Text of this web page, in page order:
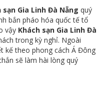
sạn Gia Linh Đà Nẵng quý
bắn pháo hóa quốc tế tổ
vậy Khách sạn Gia Linh Đà
trong kỳ nghỉ. Ngoài
kế theo phong cách Á Đông
sẽ làm hài lòng quý